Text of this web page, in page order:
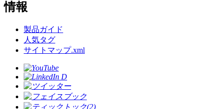
情報
製品ガイド
人気タグ
サイトマップ.xml